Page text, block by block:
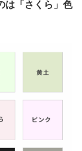
は「さくら」色